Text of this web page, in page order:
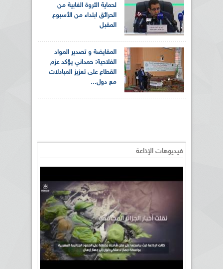
لحماية الثروة الغابية من
الحرائق ابتداء من الأسبوع
المقبل
المقايضة و تصدير المواد
الفلاحية: حمداني يؤكد عزم
القطاع على تعزيز المبادلات
مع دول...
فيديوهات الإذاعة